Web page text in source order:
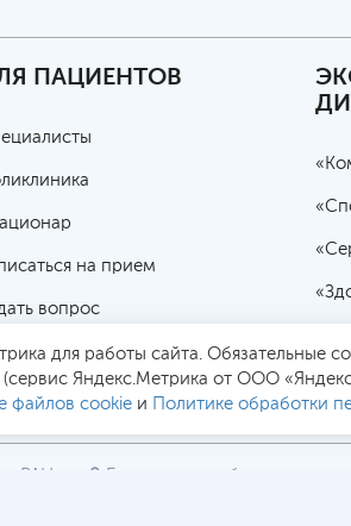
ПАЦИЕНТОВ
на прием
вопрос
оферта
РАН
Безопасная работа через
для работы сайта. Обязательные
Яндекс.Метрика от ООО
файлов cookie и Политике обработки